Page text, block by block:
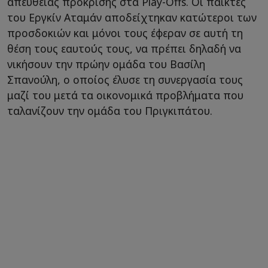
του Εργκίν Αταμάν αποδείχτηκαν κατώτεροι των
προσδοκιών και μόνοι τους έφεραν σε αυτή τη
θέση τους εαυτούς τους, να πρέπει δηλαδή να
νικήσουν την πρώην ομάδα του Βασίλη
Σπανούλη, ο οποίος έλυσε τη συνεργασία τους
μαζί του μετά τα οικονομικά προβλήματα που
ταλανίζουν την ομάδα του Πριγκιπάτου.